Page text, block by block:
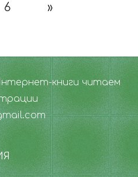
6 »
книги читаем